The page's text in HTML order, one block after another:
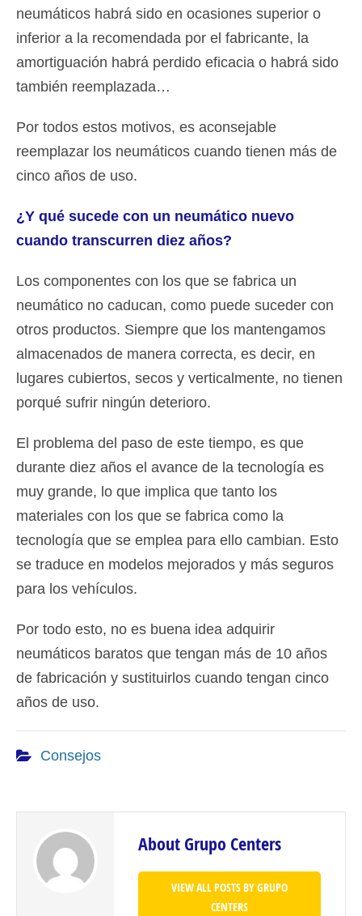
neumáticos habrá sido en ocasiones superior o
inferior a la recomendada por el fabricante, la
amortiguación habrá perdido eficacia o habrá sido
también reemplazada…
Por todos estos motivos, es aconsejable
reemplazar los neumáticos cuando tienen más de
cinco años de uso.
¿Y qué sucede con un neumático nuevo
cuando transcurren diez años?
Los componentes con los que se fabrica un
neumático no caducan, como puede suceder con
otros productos. Siempre que los mantengamos
almacenados de manera correcta, es decir, en
lugares cubiertos, secos y verticalmente, no tienen
porqué sufrir ningún deterioro.
El problema del paso de este tiempo, es que
durante diez años el avance de la tecnología es
muy grande, lo que implica que tanto los
materiales con los que se fabrica como la
tecnología que se emplea para ello cambian. Esto
se traduce en modelos mejorados y más seguros
para los vehículos.
Por todo esto, no es buena idea adquirir
neumáticos baratos que tengan más de 10 años
de fabricación y sustituirlos cuando tengan cinco
años de uso.
Consejos
About Grupo Centers
VIEW ALL POSTS BY GRUPO
CENTERS